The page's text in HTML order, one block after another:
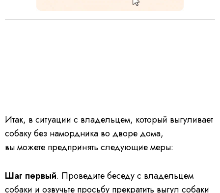
Итак, в ситуации с владельцем, который выгуливает
собаку без намордника во дворе дома,
вы можете предпринять следующие меры:
Шаг первый. Проведите беседу с владельцем
собаки и озвучьте просьбу прекратить выгул собаки